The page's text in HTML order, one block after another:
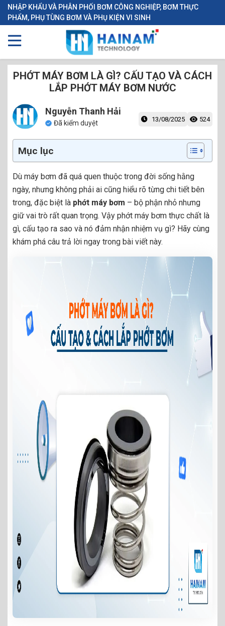
NHẬP KHẨU VÀ PHÂN PHỐI BƠM CÔNG NGHIỆP, BƠM THỰC
PHẨM, PHỤ TÙNG BƠM VÀ PHỤ KIỆN VI SINH
PHỚT MÁY BƠM LÀ GÌ? CẤU TẠO VÀ CÁCH
LẮP PHỚT MÁY BƠM NƯỚC
Nguyễn Thanh Hải
Đã kiểm duyệt 13/08/2025 524
Mục lục
Dù máy bơm đã quá quen thuộc trong đời sống hằng
ngày, nhưng không phải ai cũng hiểu rõ từng chi tiết bên
trong, đặc biệt là phớt máy bơm – bộ phận nhỏ nhưng
giữ vai trò rất quan trọng. Vậy phớt máy bơm thực chất là
gì, cấu tạo ra sao và nó đảm nhận nhiệm vụ gì? Hãy cùng
khám phá câu trả lời ngay trong bài viết này.